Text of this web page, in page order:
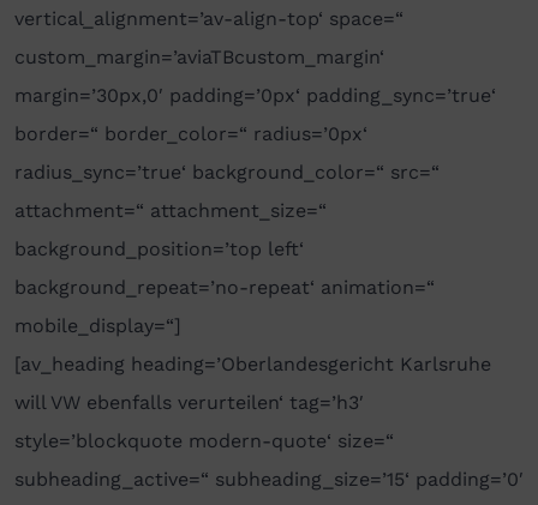
vertical_alignment=’av-align-top‘ space=“
custom_margin=’aviaTBcustom_margin‘
margin=’30px,0′ padding=’0px‘ padding_sync=’true‘
border=“ border_color=“ radius=’0px‘
radius_sync=’true‘ background_color=“ src=“
attachment=“ attachment_size=“
background_position=’top left‘
background_repeat=’no-repeat‘ animation=“
mobile_display=“]
[av_heading heading=’Oberlandesgericht Karlsruhe
will VW ebenfalls verurteilen‘ tag=’h3′
style=’blockquote modern-quote‘ size=“
subheading_active=“ subheading_size=’15‘ padding=’0′